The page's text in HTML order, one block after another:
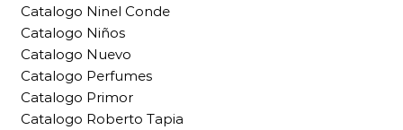
Catalogo Ninel Conde
Catalogo Niños
Catalogo Nuevo
Catalogo Perfumes
Catalogo Primor
Catalogo Roberto Tapia